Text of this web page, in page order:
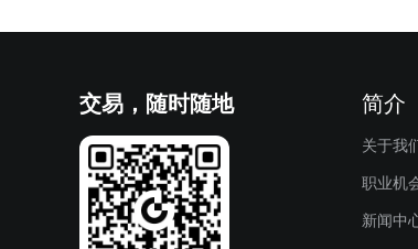
交易，随时随地 简介
关于我
职业机
新闻中